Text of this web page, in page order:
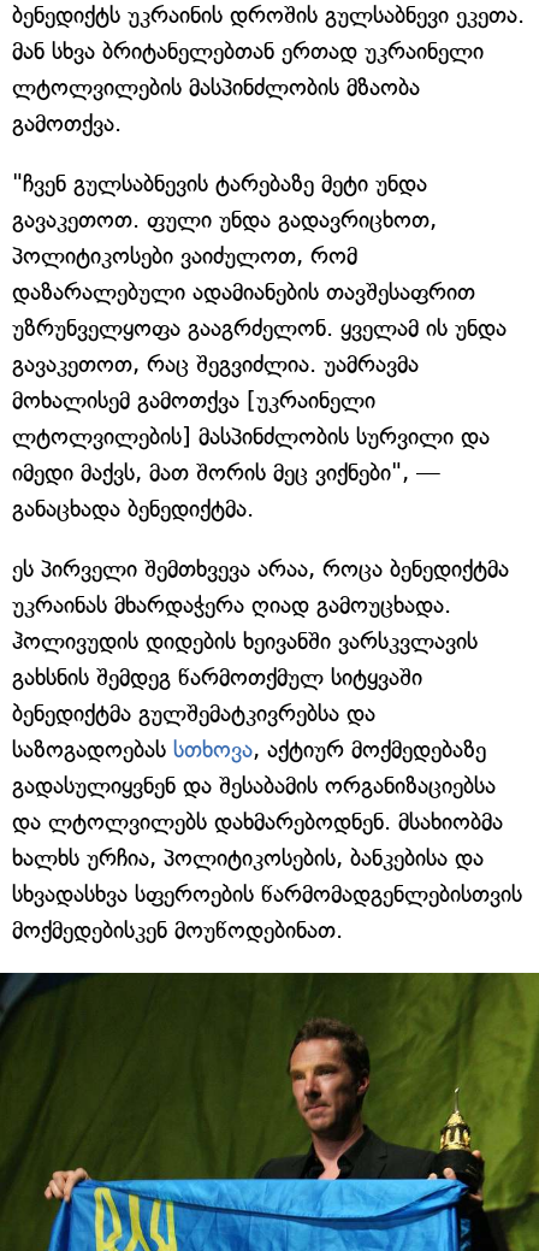
ბენედიქტს უკრაინის დროშის გულსაბნევი ეკეთა.
მან სხვა ბრიტანელებთან ერთად უკრაინელი
ლტოლვილების მასპინძლობის მზაობა
გამოთქვა.
"ჩვენ გულსაბნევის ტარებაზე მეტი უნდა
გავაკეთოთ. ფული უნდა გადავრიცხოთ,
პოლიტიკოსები ვაიძულოთ, რომ
დაზარალებული ადამიანების თავშესაფრით
უზრუნველყოფა გააგრძელონ. ყველამ ის უნდა
გავაკეთოთ, რაც შეგვიძლია. უამრავმა
მოხალისემ გამოთქვა [უკრაინელი
ლტოლვილების] მასპინძლობის სურვილი და
იმედი მაქვს, მათ შორის მეც ვიქნები", —
განაცხადა ბენედიქტმა.
ეს პირველი შემთხვევა არაა, როცა ბენედიქტმა
უკრაინას მხარდაჭერა ღიად გამოუცხადა.
ჰოლივუდის დიდების ხეივანში ვარსკვლავის
გახსნის შემდეგ წარმოთქმულ სიტყვაში
ბენედიქტმა გულშემატკივრებსა და
საზოგადოებას სთხოვა, აქტიურ მოქმედებაზე
გადასულიყვნენ და შესაბამის ორგანიზაციებსა
და ლტოლვილებს დახმარებოდნენ. მსახიობმა
ხალხს ურჩია, პოლიტიკოსების, ბანკებისა და
სხვადასხვა სფეროების წარმომადგენლებისთვის
მოქმედებისკენ მოუწოდებინათ.